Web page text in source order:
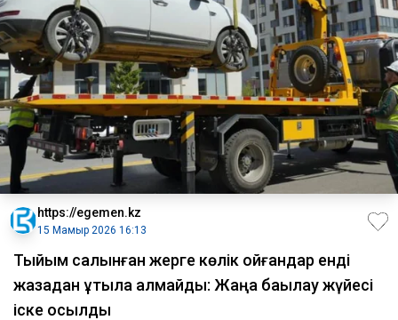
https://egemen.kz
15 Мамыр 2026 16:13
Тыйым салынған жерге көлік қойғандар енді
жазадан құтыла алмайды: Жаңа бақылау жүйесі
іске қосылды